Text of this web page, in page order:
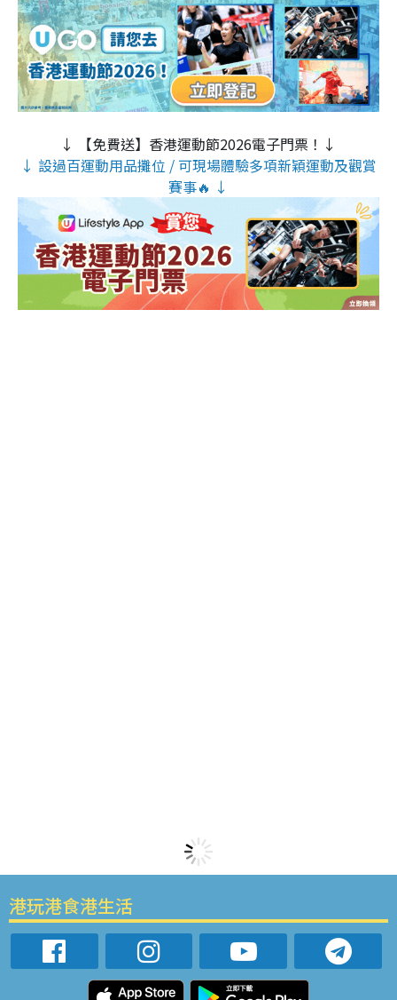
↓ 【免費送】香港運動節2026電子門票！↓
↓ 設過百運動用品攤位 / 可現場體驗多項新穎運動及觀賞
賽事🔥 ↓
港玩港食港生活